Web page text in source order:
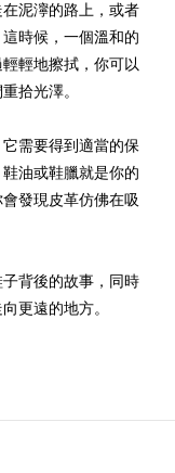
泥濘的路上，或者
時候，一個溫和的
輕地擦拭，你可以
拾光澤。
需要得到適當的保
油或鞋臘就是你的
發現皮革仿佛在吸
背後的故事，同時
更遠的地方。